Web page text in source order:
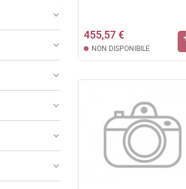
455,57 €
NON DISPONIBILE